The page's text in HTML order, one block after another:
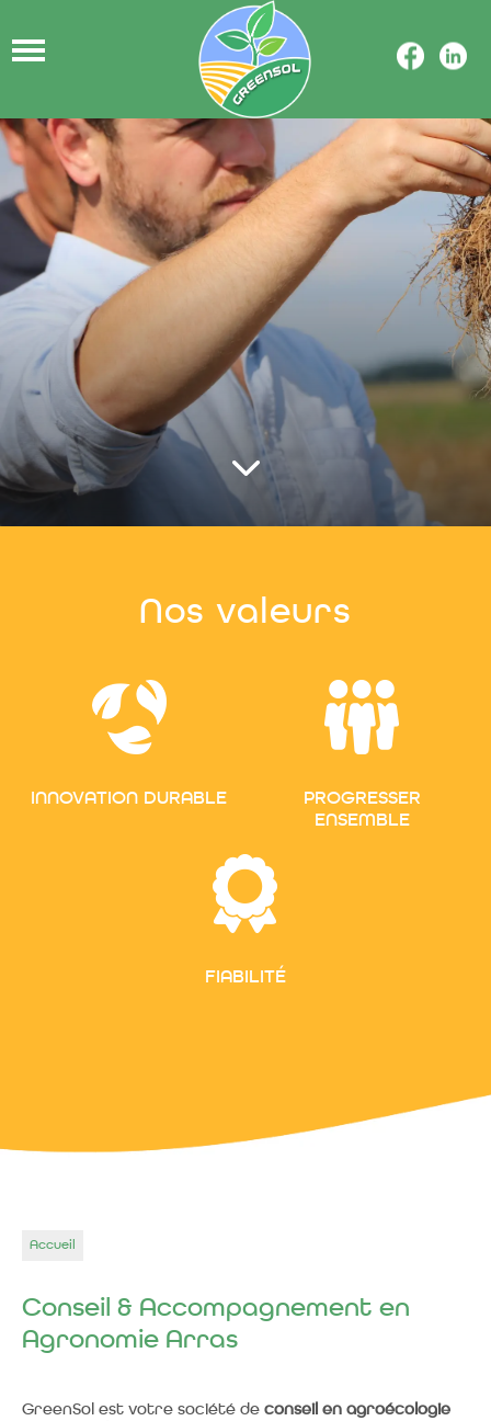
Ensemble remettons
l'agronomie
au cœur de la réflexion !
Nos valeurs
INNOVATION DURABLE
PROGRESSER
ENSEMBLE
FIABILITÉ
Accueil
Conseil & Accompagnement en
Agronomie Arras
GreenSol est votre société de conseil en agroécologie